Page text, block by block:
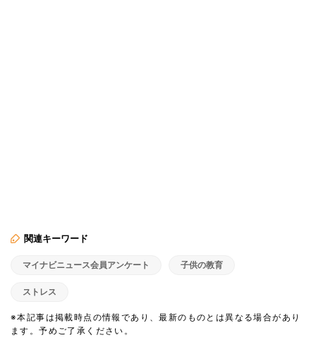
関連キーワード
マイナビニュース会員アンケート 子供の教育
ストレス
※本記事は掲載時点の情報であり、最新のものとは異なる場合があり
ます。予めご了承ください。